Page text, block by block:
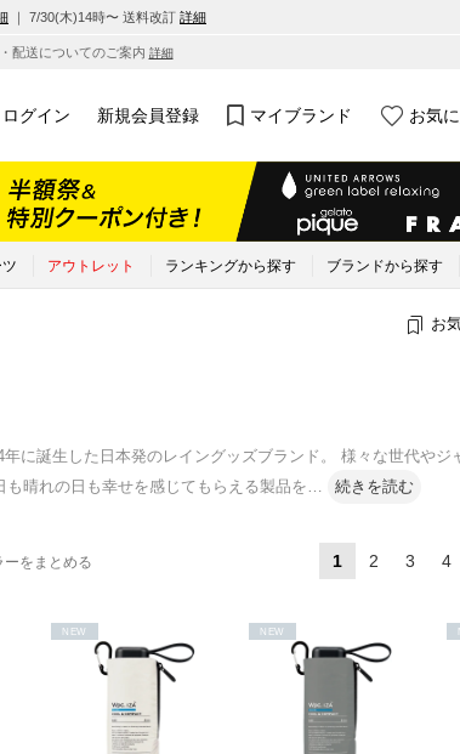
｜ 7/30(木)14時〜 送料改訂 詳細
配送についてのご案内 詳細
ログイン 新規会員登録 マイブランド お気
アウトレット ランキングから探す ブランドから探す
お
に誕生した日本発のレイングッズブランド。 様々な世代やジ
晴れの日も幸せを感じてもらえる製品を
続きを読む
ーをまとめる 1 2 3 4
NEW NEW